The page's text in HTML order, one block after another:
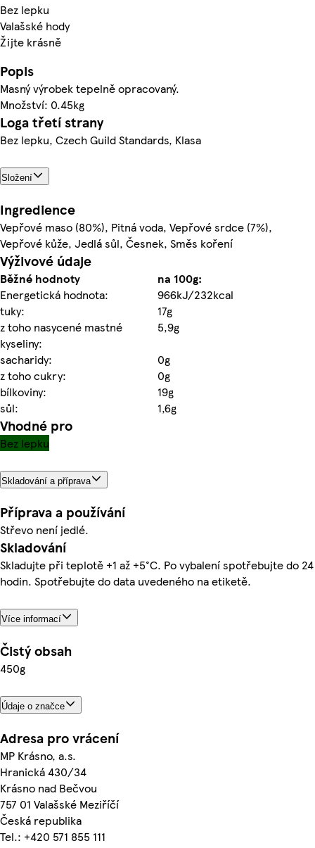
Bez lepku
Valašské hody
Žijte krásně
Popis
Masný výrobek tepelně opracovaný.
Množství: 0.45kg
Loga třetí strany
Bez lepku, Czech Guild Standards, Klasa
Složení
Ingredience
Vepřové maso (80%), Pitná voda, Vepřové srdce (7%),
Vepřové kůže, Jedlá sůl, Česnek, Směs koření
Výživové údaje
Běžné hodnoty
na 100g:
Energetická hodnota:
966kJ/232kcal
tuky:
17g
z toho nasycené mastné
kyseliny:
5,9g
sacharidy:
0g
z toho cukry:
0g
bílkoviny:
19g
sůl:
1,6g
Vhodné pro
Bez lepku
Skladování a příprava
Příprava a používání
Střevo není jedlé.
Skladování
Skladujte při teplotě +1 až +5°C. Po vybalení spotřebujte do 24
hodin. Spotřebujte do data uvedeného na etiketě.
Více informací
Čistý obsah
450g
Údaje o značce
Adresa pro vrácení
MP Krásno, a.s.
Hranická 430/34
Krásno nad Bečvou
757 01 Valašské Meziříčí
Česká republika
Tel.: +420 571 855 111